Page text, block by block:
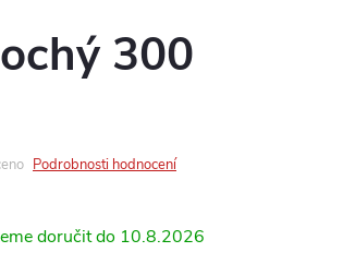
300
Podrobnosti hodnocení
10.8.2026